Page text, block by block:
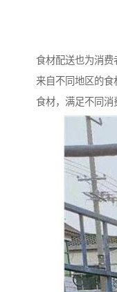
食材配送也为消费
来自不同地区的食
食材，满足不同消